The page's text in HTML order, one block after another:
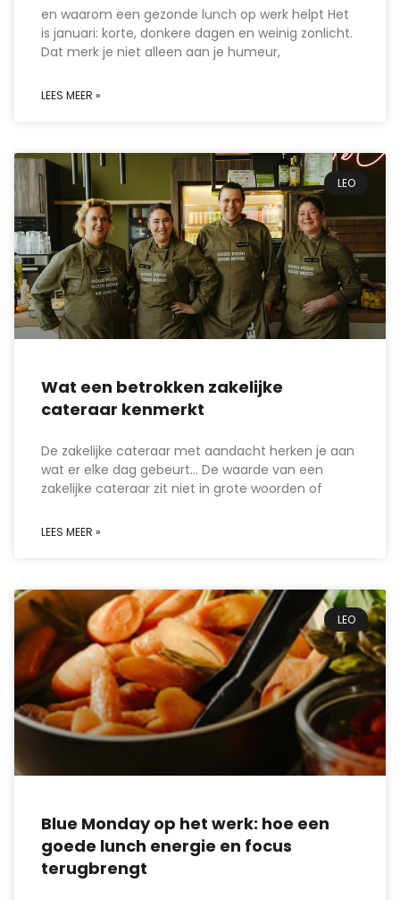
en waarom een gezonde lunch op werk helpt Het
is januari: korte, donkere dagen en weinig zonlicht.
Dat merk je niet alleen aan je humeur,
LEES MEER »
LEO
Wat een betrokken zakelijke
cateraar kenmerkt
De zakelijke cateraar met aandacht herken je aan
wat er elke dag gebeurt… De waarde van een
zakelijke cateraar zit niet in grote woorden of
LEES MEER »
LEO
Blue Monday op het werk: hoe een
goede lunch energie en focus
terugbrengt